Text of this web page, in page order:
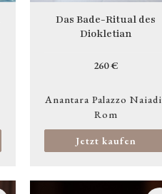
Das Bade-Ritual des
Diokletian
260 €
Anantara Palazzo Naiadi
Rom
Jetzt kaufen